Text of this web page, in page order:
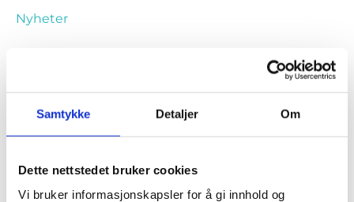
Samtykke Detaljer Om
Dette nettstedet bruker cookies
Vi bruker informasjonskapsler for å gi innhold og
Nyheter
Ressursotek
Emneknagger